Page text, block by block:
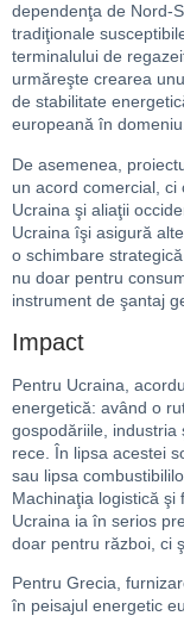
dependenţa de Nord-
tradiţionale
terminalului de
urmăreşte crearea
de stabilitate
europeană în domeniu.
De asemenea,
un acord comercial, ci
Ucraina şi aliaţii
Ucraina îşi asigură
o schimbare
nu doar pentru
instrument de şantaj
Impact
Pentru Ucraina,
energetică: având o
gospodăriile,
rece. În lipsa acestei
sau lipsa
Machinaţia logistică şi
Ucraina ia în serios
doar pentru război, ci
Pentru Grecia,
în peisajul energetic